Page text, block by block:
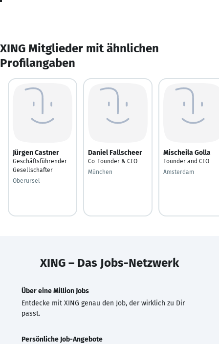
XING Mitglieder mit ähnlichen
Profilangaben
Jürgen Castner
Geschäftsführender
Gesellschafter
Oberursel
Daniel Fallscheer
Co-Founder & CEO
München
Mischeila Golla
Founder and CEO
Amsterdam
XING – Das Jobs-Netzwerk
Über eine Million Jobs
Entdecke mit XING genau den Job, der wirklich zu Dir
passt.
Persönliche Job-Angebote